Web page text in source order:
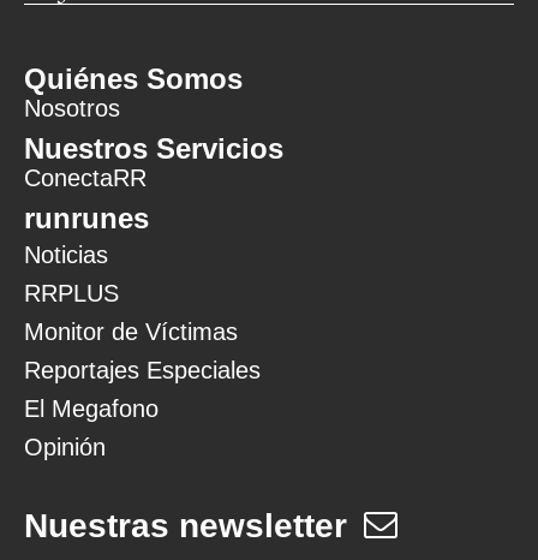
Quiénes Somos
Nosotros
Nuestros Servicios
ConectaRR
runrunes
Noticias
RRPLUS
Monitor de Víctimas
Reportajes Especiales
El Megafono
Opinión
Nuestras newsletter